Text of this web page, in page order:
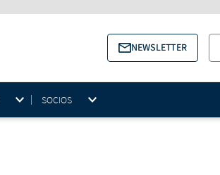
NEWSLETTER
SOCIOS